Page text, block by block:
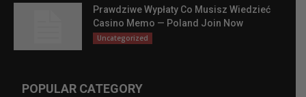
Prawdziwe Wypłaty Co Musisz Wiedzieć
Casino Memo — Poland Join Now
Uncategorized
POPULAR CATEGORY